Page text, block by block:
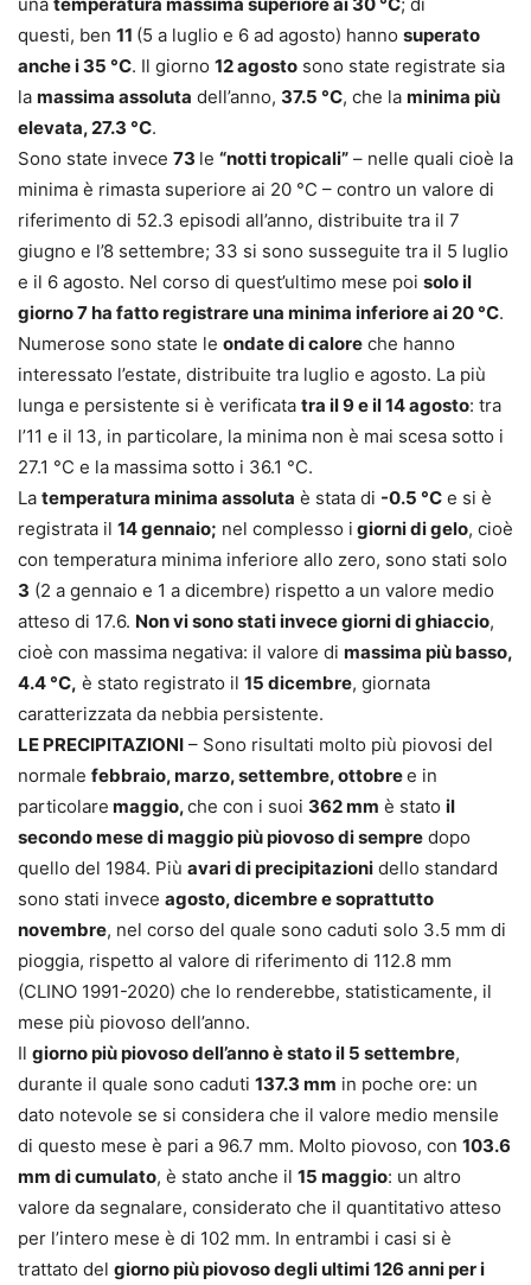
questi, ben 11 (5 a luglio e 6 ad agosto) hanno superato
anche i 35 °C. Il giorno 12 agosto sono state registrate sia
la massima assoluta dell’anno, 37.5 °C, che la minima più
elevata, 27.3 °C.
Sono state invece 73 le “notti tropicali” – nelle quali cioè la
minima è rimasta superiore ai 20 °C – contro un valore di
riferimento di 52.3 episodi all’anno, distribuite tra il 7
giugno e l’8 settembre; 33 si sono susseguite tra il 5 luglio
e il 6 agosto. Nel corso di quest’ultimo mese poi solo il
giorno 7 ha fatto registrare una minima inferiore ai 20 °C.
Numerose sono state le ondate di calore che hanno
interessato l’estate, distribuite tra luglio e agosto. La più
lunga e persistente si è verificata tra il 9 e il 14 agosto: tra
l’11 e il 13, in particolare, la minima non è mai scesa sotto i
27.1 °C e la massima sotto i 36.1 °C.
La temperatura minima assoluta è stata di -0.5 °C e si è
registrata il 14 gennaio; nel complesso i giorni di gelo, cioè
con temperatura minima inferiore allo zero, sono stati solo
3 (2 a gennaio e 1 a dicembre) rispetto a un valore medio
atteso di 17.6. Non vi sono stati invece giorni di ghiaccio,
cioè con massima negativa: il valore di massima più basso,
4.4 °C, è stato registrato il 15 dicembre, giornata
caratterizzata da nebbia persistente.
LE PRECIPITAZIONI – Sono risultati molto più piovosi del
normale febbraio, marzo, settembre, ottobree in
particolare maggio,che con i suoi 362 mm è stato il
secondo mese di maggio più piovoso di sempre dopo
quello del 1984. Più avari di precipitazioni dello standard
sono stati invece agosto, dicembre e soprattutto
novembre, nel corso del quale sono caduti solo 3.5 mm di
pioggia, rispetto al valore di riferimento di 112.8 mm
(CLINO 1991-2020) che lo renderebbe, statisticamente, il
mese più piovoso dell’anno.
Il giorno più piovoso dell’anno è stato il 5 settembre,
durante il quale sono caduti 137.3 mm in poche ore: un
dato notevole se si considera che il valore medio mensile
di questo mese è pari a 96.7 mm. Molto piovoso, con 103.6
mm di cumulato, è stato anche il 15 maggio: un altro
valore da segnalare, considerato che il quantitativo atteso
per l’intero mese è di 102 mm. In entrambi i casi si è
trattato del giorno più piovoso degli ultimi 126 anni per i